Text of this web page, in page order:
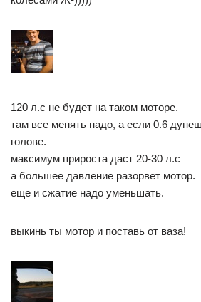
120 л.с не будет на таком моторе.
там все менять надо, а если 0.6
голове.
максимум прироста даст 20-30 л.с
а большее давление разорвет мотор.
еще и сжатие надо уменьшать.
выкинь ты мотор и поставь от ваза!